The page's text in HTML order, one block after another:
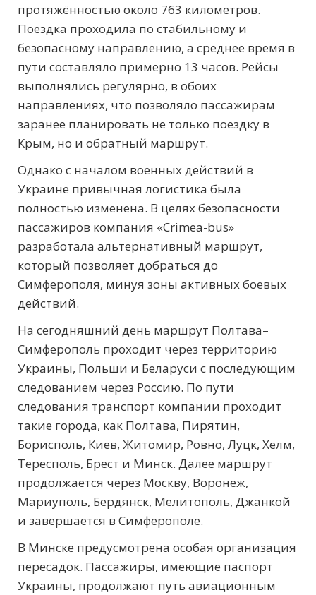
протяжённостью около 763 километров.
Поездка проходила по стабильному и
безопасному направлению, а среднее время в
пути составляло примерно 13 часов. Рейсы
выполнялись регулярно, в обоих
направлениях, что позволяло пассажирам
заранее планировать не только поездку в
Крым, но и обратный маршрут.
Однако с началом военных действий в
Украине привычная логистика была
полностью изменена. В целях безопасности
пассажиров компания «Crimea-bus»
разработала альтернативный маршрут,
который позволяет добраться до
Симферополя, минуя зоны активных боевых
действий.
На сегодняшний день маршрут Полтава–
Симферополь проходит через территорию
Украины, Польши и Беларуси с последующим
следованием через Россию. По пути
следования транспорт компании проходит
такие города, как Полтава, Пирятин,
Борисполь, Киев, Житомир, Ровно, Луцк, Хелм,
Тересполь, Брест и Минск. Далее маршрут
продолжается через Москву, Воронеж,
Мариуполь, Бердянск, Мелитополь, Джанкой
и завершается в Симферополе.
В Минске предусмотрена особая организация
пересадок. Пассажиры, имеющие паспорт
Украины, продолжают путь авиационным